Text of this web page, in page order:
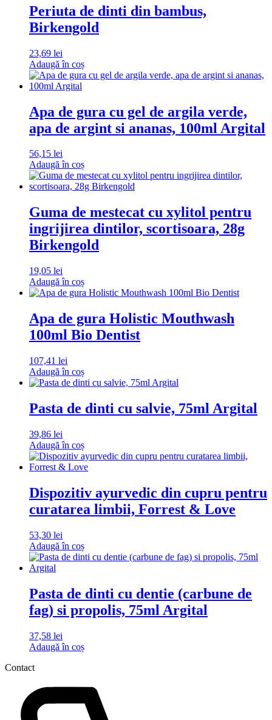
Periuta de dinti din bambus,
Birkengold
23,69 lei
Adaugă în coș
Apa de gura cu gel de argila verde,
apa de argint si ananas, 100ml Argital
56,15 lei
Adaugă în coș
Guma de mestecat cu xylitol pentru
ingrijirea dintilor, scortisoara, 28g
Birkengold
19,05 lei
Adaugă în coș
Apa de gura Holistic Mouthwash
100ml Bio Dentist
107,41 lei
Adaugă în coș
Pasta de dinti cu salvie, 75ml Argital
39,86 lei
Adaugă în coș
Dispozitiv ayurvedic din cupru pentru
curatarea limbii, Forrest & Love
53,30 lei
Adaugă în coș
Pasta de dinti cu dentie (carbune de
fag) si propolis, 75ml Argital
37,58 lei
Adaugă în coș
Contact